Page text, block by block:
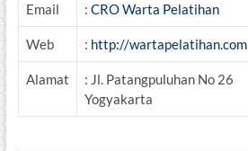
Email : CRO Warta Pelatihan
Web : http://wartapelatihan.com
Alamat
: Jl. Patangpuluhan No 26
Yogyakarta